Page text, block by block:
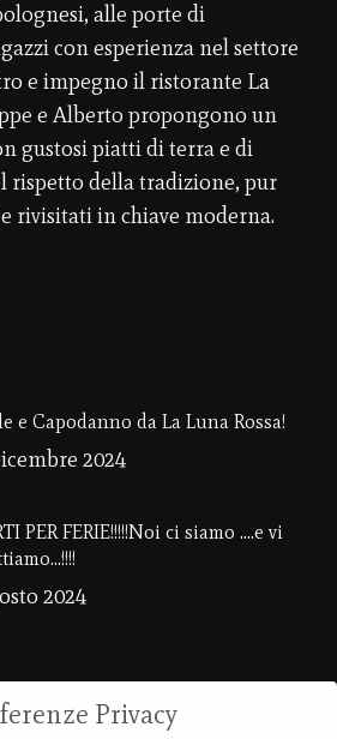
alle porte di
con esperienza nel settore
e impegno il ristorante La
e Alberto propongono un
gustosi piatti di terra e di
rispetto della tradizione, pur
rivisitati in chiave moderna.
e Capodanno da La Luna Rossa!
2024
PER FERIE!!!!!Noi ci siamo ….e vi
2024
Privacy